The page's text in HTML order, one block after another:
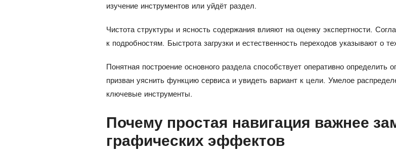
изучение инструментов или уйдёт раздел.
Чистота структуры и ясность содержания влияют на оценку экспертности.
к подробностям. Быстрота загрузки и естественность переходов указывают о
Понятная построение основного раздела способствует оперативно
призван уяснить функцию сервиса и увидеть вариант к цели. Умелое
ключевые инструменты.
Почему простая навигация важнее
графических эффектов